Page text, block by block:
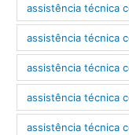
assistência técnica
assistência técnica
assistência técnica
assistência técnica
assistência técnica